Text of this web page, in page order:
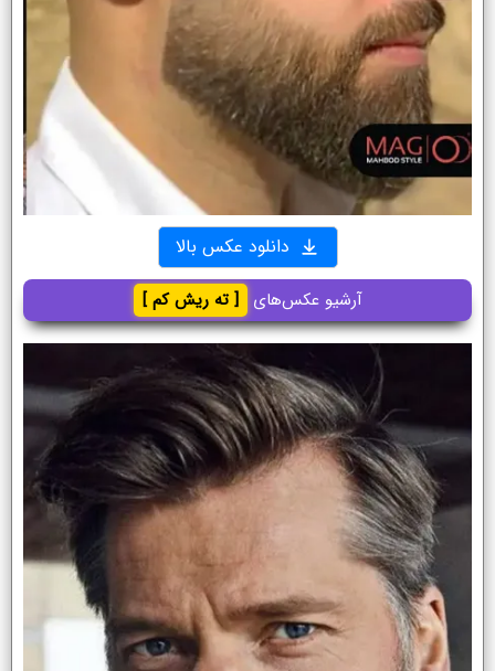
دانلود عکس بالا
آرشیو عکس‌های [ ته ریش کم ]